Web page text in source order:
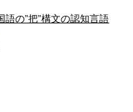
の”把”構文の認知言語